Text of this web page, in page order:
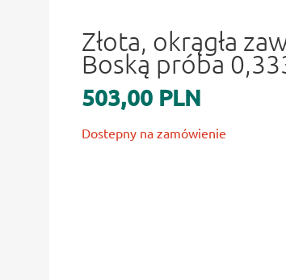
Złota, okrągła
Boską próba
503,00 PLN
Dostepny na zamówienie